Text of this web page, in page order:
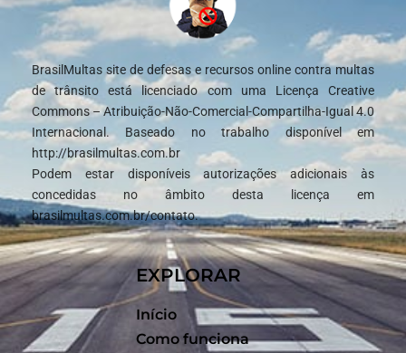
BrasilMultas site de defesas e recursos online contra multas
de trânsito está licenciado com uma Licença Creative
Commons – Atribuição-Não-Comercial-Compartilha-Igual 4.0
Internacional. Baseado no trabalho disponível em
http://brasilmultas.com.br
Podem estar disponíveis autorizações adicionais às
concedidas no âmbito desta licença em
brasilmultas.com.br/contato.
EXPLORAR
Início
Como funciona